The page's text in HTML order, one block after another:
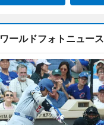
ワールドフォトニュース